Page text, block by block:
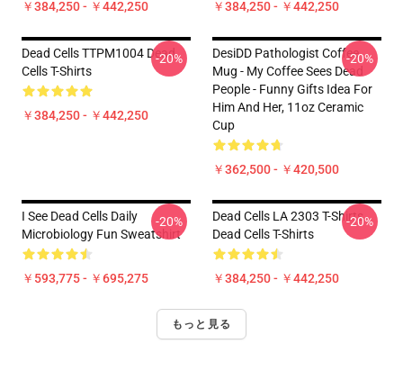
￥384,250 - ￥442,250 ￥384,250 - ￥442,250
Dead Cells TTPM1004 Dead
Cells T-Shirts
￥384,250 - ￥442,250
-20%
DesiDD Pathologist Coffee
Mug - My Coffee Sees Dead
People - Funny Gifts Idea For
Him And Her, 11oz Ceramic
Cup
￥362,500 - ￥420,500
-20%
I See Dead Cells Daily
Microbiology Fun Sweatshirt
￥593,775 - ￥695,275
-20%
Dead Cells LA 2303 T-Shirts
Dead Cells T-Shirts
￥384,250 - ￥442,250
-20%
もっと見る